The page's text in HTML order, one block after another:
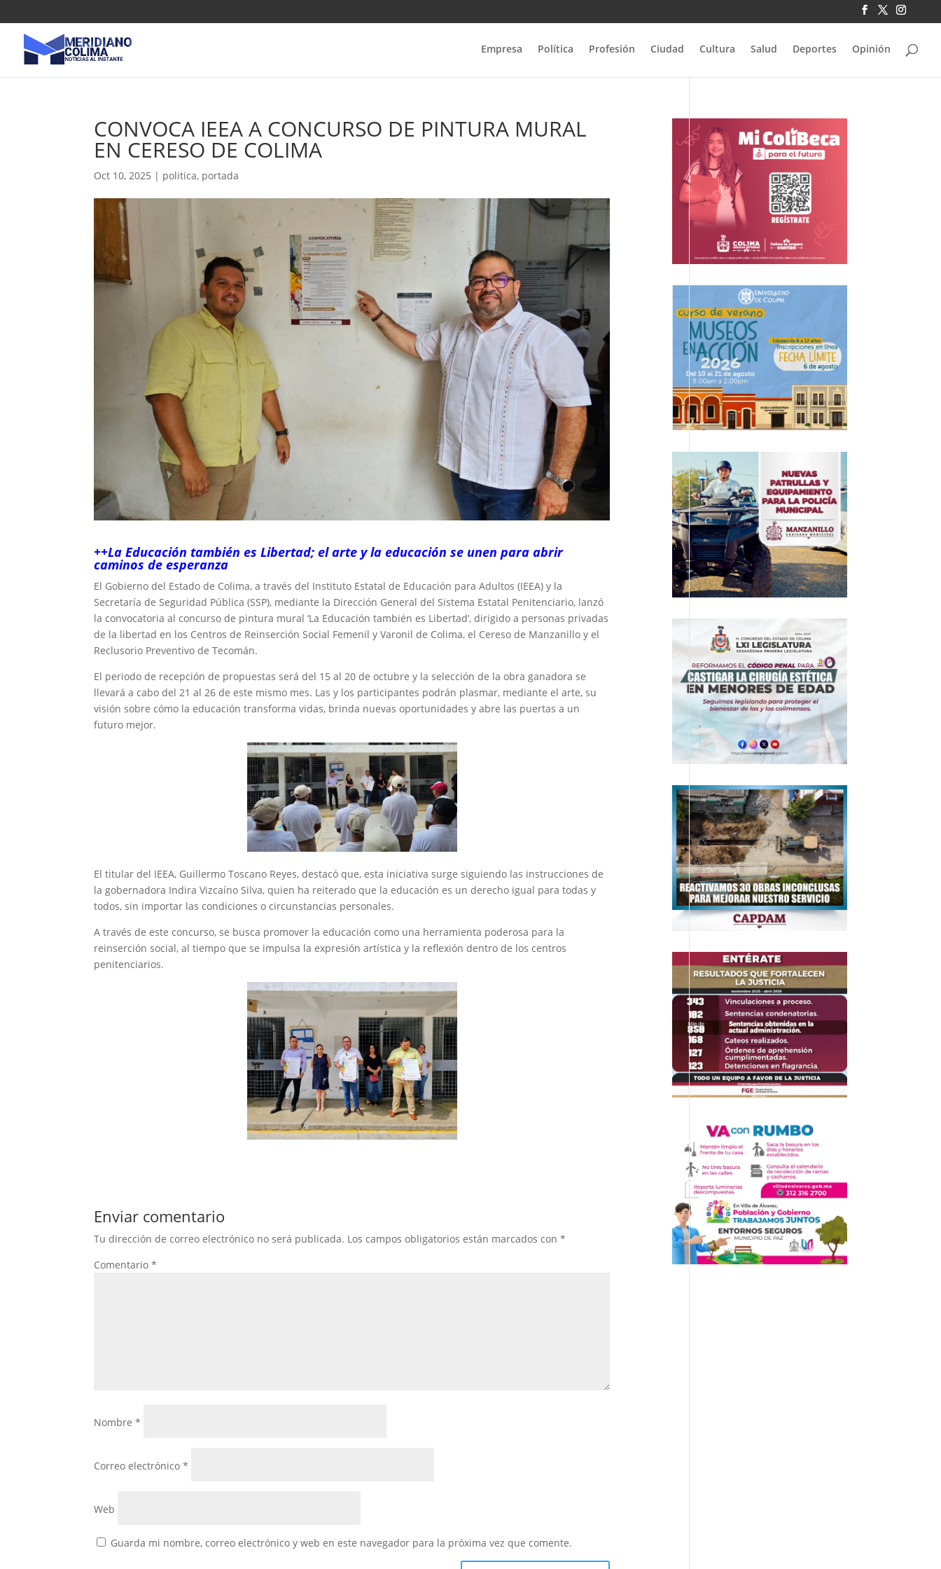
Empresa Política Profesión Ciudad Cultura Salud Deportes Opinión
CONVOCA IEEA A CONCURSO DE PINTURA MURAL
EN CERESO DE COLIMA
Oct 10, 2025 | politica, portada
++La Educación también es Libertad; el arte y la educación se unen para abrir
caminos de esperanza
El Gobierno del Estado de Colima, a través del Instituto Estatal de Educación para Adultos (IEEA) y la
Secretaría de Seguridad Pública (SSP), mediante la Dirección General del Sistema Estatal Penitenciario, lanzó
la convocatoria al concurso de pintura mural ‘La Educación también es Libertad’, dirigido a personas privadas
de la libertad en los Centros de Reinserción Social Femenil y Varonil de Colima, el Cereso de Manzanillo y el
Reclusorio Preventivo de Tecomán.
El periodo de recepción de propuestas será del 15 al 20 de octubre y la selección de la obra ganadora se
llevará a cabo del 21 al 26 de este mismo mes. Las y los participantes podrán plasmar, mediante el arte, su
visión sobre cómo la educación transforma vidas, brinda nuevas oportunidades y abre las puertas a un
futuro mejor.
El titular del IEEA, Guillermo Toscano Reyes, destacó que, esta iniciativa surge siguiendo las instrucciones de
la gobernadora Indira Vizcaíno Silva, quien ha reiterado que la educación es un derecho igual para todas y
todos, sin importar las condiciones o circunstancias personales.
A través de este concurso, se busca promover la educación como una herramienta poderosa para la
reinserción social, al tiempo que se impulsa la expresión artística y la reflexión dentro de los centros
penitenciarios.
Enviar comentario
Tu dirección de correo electrónico no será publicada. Los campos obligatorios están marcados con*
Comentario*
Nombre*
Correo electrónico*
Web
Guarda mi nombre, correo electrónico y web en este navegador para la próxima vez que comente.